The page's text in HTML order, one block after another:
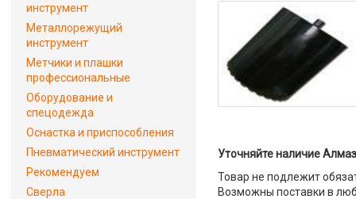
Уточняйте наличие
Товар не подлежит
Возможны поставки в
инструмент
Металлорежущий
инструмент
Метчики и плашки
профессиональные
Оборудование и
спецодежда
Оснастка и приспособления
Пневматический инструмент
Рекомендуем
Сверла